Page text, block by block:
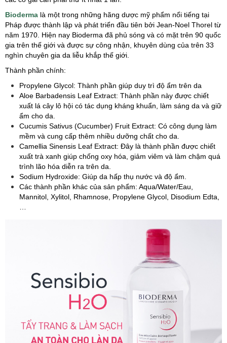
Bioderma là một trong những hãng dược mỹ phẩm nổi tiếng tại
Pháp được thành lập và phát triển đầu tiên bởi Jean-Noel Thorel từ
năm 1970. Hiện nay Bioderma đã phủ sóng và có mặt trên 90 quốc
gia trên thế giới và được sự công nhận, khuyên dùng của trên 33
nghìn chuyên gia da liễu khắp thế giới.
Thành phần chính:
Propylene Glycol: Thành phần giúp duy trì độ ẩm trên da
Aloe Barbadensis Leaf Extract: Thành phần này được chiết
xuất lá cây lô hội có tác dụng kháng khuẩn, làm sáng da và giữ
ẩm cho da.
Cucumis Sativus (Cucumber) Fruit Extract: Có công dụng làm
mềm và cung cấp thêm nhiều dưỡng chất cho da.
Camellia Sinensis Leaf Extract: Đây là thành phần được chiết
xuất trà xanh giúp chống oxy hóa, giảm viêm và làm chậm quá
trình lão hóa diễn ra trên da.
Sodium Hydroxide: Giúp da hấp thụ nước và độ ẩm.
Các thành phần khác của sản phẩm: Aqua/Water/Eau,
Mannitol, Xylitol, Rhamnose, Propylene Glycol, Disodium Edta,
…